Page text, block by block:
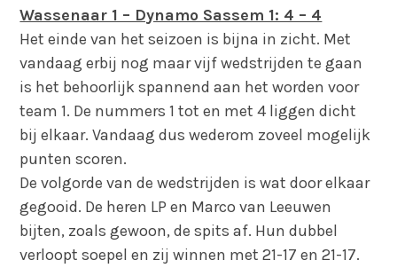
Wassenaar 1 – Dynamo Sassem 1: 4 – 4
Het einde van het seizoen is bijna in zicht. Met
vandaag erbij nog maar vijf wedstrijden te gaan
is het behoorlijk spannend aan het worden voor
team 1. De nummers 1 tot en met 4 liggen dicht
bij elkaar. Vandaag dus wederom zoveel mogelijk
punten scoren.
De volgorde van de wedstrijden is wat door elkaar
gegooid. De heren LP en Marco van Leeuwen
bijten, zoals gewoon, de spits af. Hun dubbel
verloopt soepel en zij winnen met 21-17 en 21-17.